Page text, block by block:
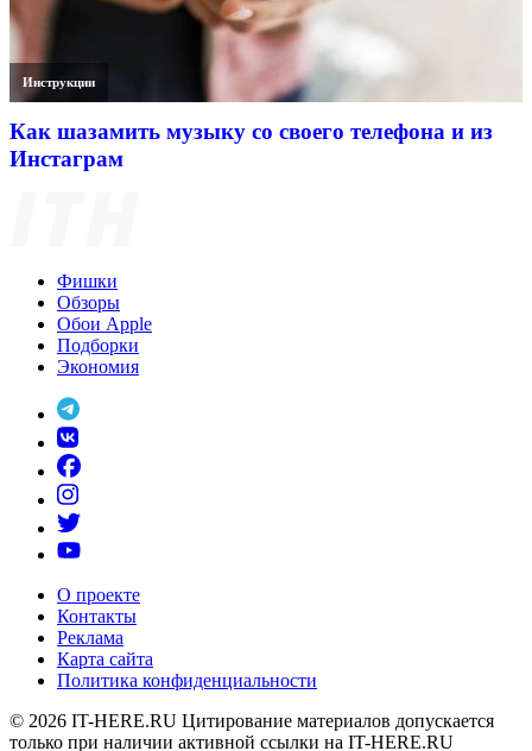
Инструкции
Как шазамить музыку со своего телефона и из
Инстаграм
Фишки
Обзоры
Обои Apple
Подборки
Экономия
О проекте
Контакты
Реклама
Карта сайта
Политика конфиденциальности
© 2026 IT-HERE.RU Цитирование материалов допускается
только при наличии активной ссылки на IT-HERE.RU